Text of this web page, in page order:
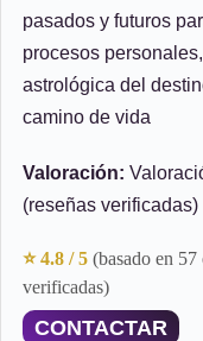
pasados y futuros
procesos
astrológica del
camino de vida
Valoración:
(reseñas verificadas)
⭐ 4.8 / 5 (basado en
verificadas)
CONTACTAR